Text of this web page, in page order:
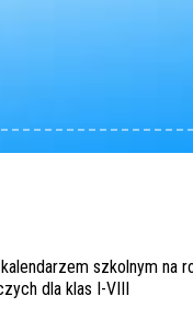
szkolnym
dla klas I-VIII